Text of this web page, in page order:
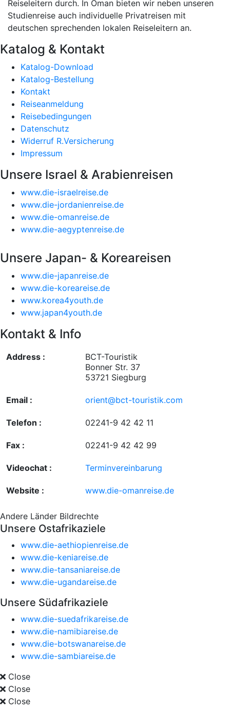
Reiseleitern durch. In Oman bieten wir neben unseren
Studienreise auch individuelle Privatreisen mit
deutschen sprechenden lokalen Reiseleitern an.
Katalog & Kontakt
Katalog-Download
Katalog-Bestellung
Kontakt
Reiseanmeldung
Reisebedingungen
Datenschutz
Widerruf R.Versicherung
Impressum
Unsere Israel & Arabienreisen
www.die-israelreise.de
www.die-jordanienreise.de
www.die-omanreise.de
www.die-aegyptenreise.de
Unsere Japan- & Koreareisen
www.die-japanreise.de
www.die-koreareise.de
www.korea4youth.de
www.japan4youth.de
Kontakt & Info
Address :
BCT-Touristik
Bonner Str. 37
53721 Siegburg
Email : orient@bct-touristik.com
Telefon : 02241-9 42 42 11
Fax : 02241-9 42 42 99
Videochat : Terminvereinbarung
Website : www.die-omanreise.de
Andere Länder Bildrechte
Unsere Ostafrikaziele
www.die-aethiopienreise.de
www.die-keniareise.de
www.die-tansaniareise.de
www.die-ugandareise.de
Unsere Südafrikaziele
www.die-suedafrikareise.de
www.die-namibiareise.de
www.die-botswanareise.de
www.die-sambiareise.de
Close
Close
Close